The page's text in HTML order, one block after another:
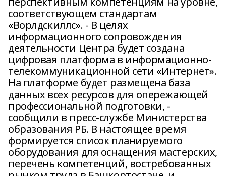
соответствующем стандартам
«Ворлдскиллс». - В целях
информационного сопровождения
деятельности Центра будет создана
цифровая платформа в информационно-
телекоммуникационной сети «Интернет».
На платформе будет размещена база
данных всех ресурсов для опережающей
профессиональной подготовки, -
сообщили в пресс-службе Министерства
образования РБ. В настоящее время
формируется список планируемого
оборудования для оснащения мастерских,
перечень компетенций, востребованных